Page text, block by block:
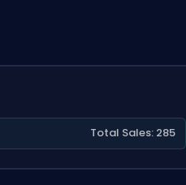
Total Sales: 285